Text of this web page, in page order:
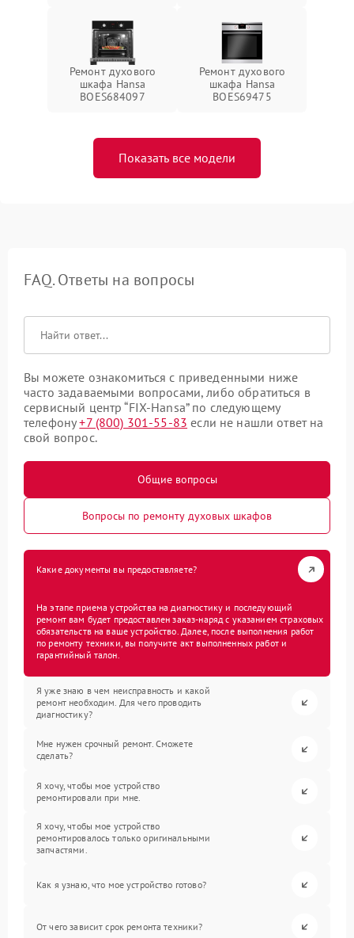
Ремонт духового
шкафа Hansa
BOES684097
Ремонт духового
шкафа Hansa
BOES69475
Показать все модели
FAQ. Ответы на вопросы
Вы можете ознакомиться с приведенными ниже
часто задаваемыми вопросами, либо обратиться в
сервисный центр “FIX-Hansa” по следующему
телефону+7 (800) 301-55-83 если не нашли ответ на
свой вопрос.
Общие вопросы
Вопросы по ремонту духовых шкафов
Какие документы вы предоставляете?
На этапе приема устройства на диагностику и последующий
ремонт вам будет предоставлен заказ-наряд с указанием страховых
обязательств на ваше устройство. Далее, после выполнения работ
по ремонту техники, вы получите акт выполненных работ и
гарантийный талон.
Я уже знаю в чем неисправность и какой
ремонт необходим. Для чего проводить
диагностику?
Мне нужен срочный ремонт. Сможете
сделать?
Я хочу, чтобы мое устройство
ремонтировали при мне.
Я хочу, чтобы мое устройство
ремонтировалось только оригинальными
запчастями.
Как я узнаю, что мое устройство готово?
От чего зависит срок ремонта техники?